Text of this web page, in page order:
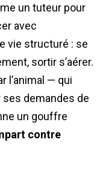
un tuteur pour
avec
vie structuré : se
sortir s’aérer.
l’animal — qui
demandes de
un gouffre
contre